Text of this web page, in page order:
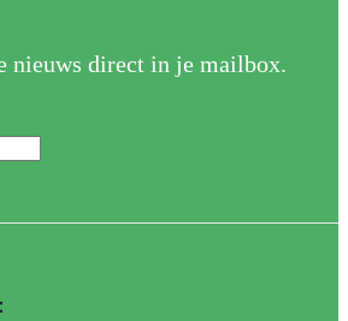
nieuws direct in je mailbox.